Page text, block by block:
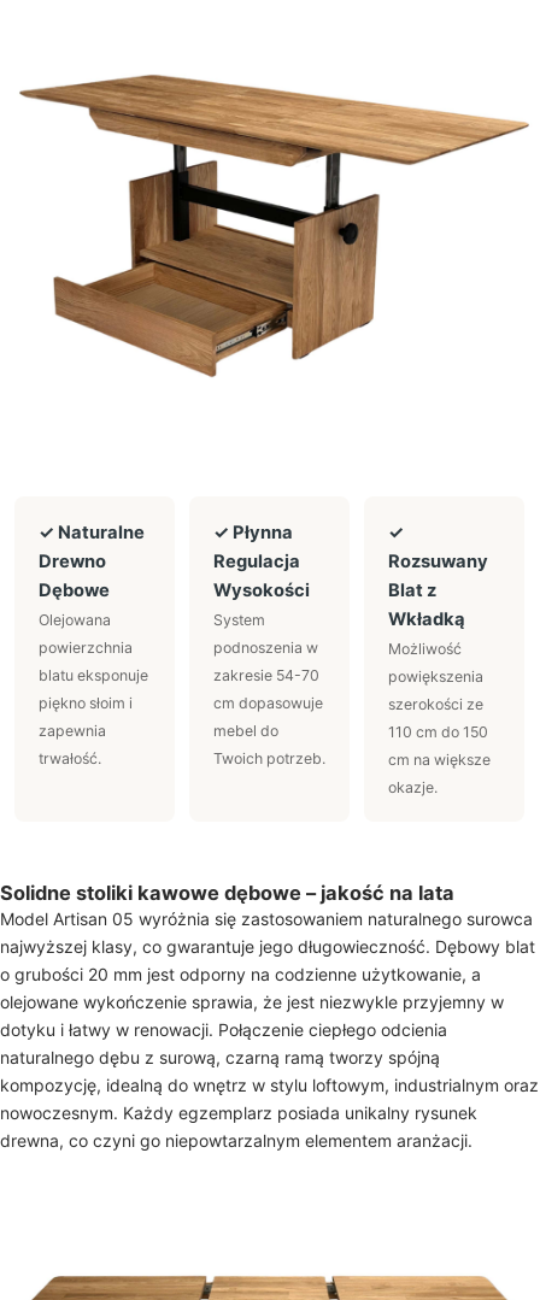
✓ Naturalne
Drewno
Dębowe
Olejowana
powierzchnia
blatu eksponuje
piękno słoim i
zapewnia
trwałość.
✓ Płynna
Regulacja
Wysokości
System
podnoszenia w
zakresie 54-70
cm dopasowuje
mebel do
Twoich potrzeb.
✓
Rozsuwany
Blat z
Wkładką
Możliwość
powiększenia
szerokości ze
110 cm do 150
cm na większe
okazje.
Solidne stoliki kawowe dębowe – jakość na lata
Model Artisan 05 wyróżnia się zastosowaniem naturalnego surowca
najwyższej klasy, co gwarantuje jego długowieczność. Dębowy blat
o grubości 20 mm jest odporny na codzienne użytkowanie, a
olejowane wykończenie sprawia, że jest niezwykle przyjemny w
dotyku i łatwy w renowacji. Połączenie ciepłego odcienia
naturalnego dębu z surową, czarną ramą tworzy spójną
kompozycję, idealną do wnętrz w stylu loftowym, industrialnym oraz
nowoczesnym. Każdy egzemplarz posiada unikalny rysunek
drewna, co czyni go niepowtarzalnym elementem aranżacji.